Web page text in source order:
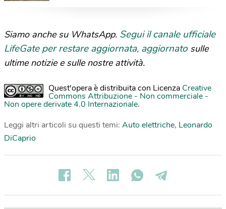
Siamo anche su WhatsApp. Segui il canale ufficiale
LifeGate per restare aggiornata, aggiornato sulle
ultime notizie e sulle nostre attività.
Quest'opera è distribuita con Licenza Creative
Commons Attribuzione - Non commerciale -
Non opere derivate 4.0 Internazionale.
Leggi altri articoli su questi temi: Auto elettriche, Leonardo
DiCaprio